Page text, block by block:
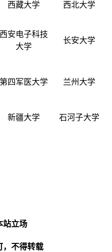
西藏大学 西北大学
西安电子科技
大学
长安大学
第四军医大学 兰州大学
新疆大学 石河子大学
站立场
，不得转载